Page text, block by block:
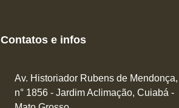
Contatos e infos
Av. Historiador Rubens de Mendonça,
n° 1856 - Jardim Aclimação, Cuiabá -